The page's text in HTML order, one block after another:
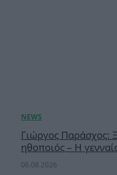
Γιώργος Παράσχος:
ηθοποιός – Η
06.08.2026